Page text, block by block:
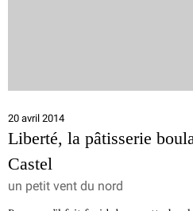
20 avril 2014
Liberté, la pâtisserie
Castel
un petit vent du nord